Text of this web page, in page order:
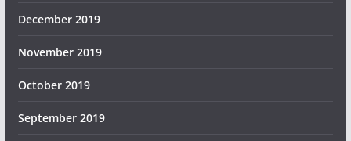
December 2019
November 2019
October 2019
September 2019